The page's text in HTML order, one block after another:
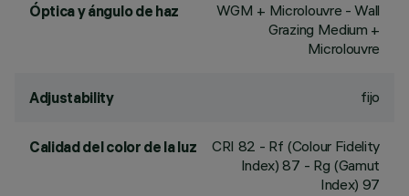
Óptica y ángulo de haz
WGM + Microlouvre - Wall
Grazing Medium +
Microlouvre
Adjustability fijo
Calidad del color de la luz CRI 82 - Rf (Colour Fidelity
Index) 87 - Rg (Gamut
Index) 97